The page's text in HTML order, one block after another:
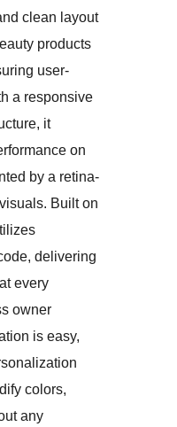
clean layout
products
user-
a responsive
it
on
by a retina-
Built on
delivering
every
owner
is easy,
colors,
any